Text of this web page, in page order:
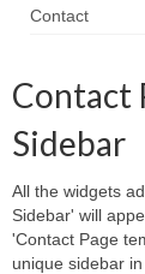
Contact
Contact
Sidebar
All the widgets
Sidebar' will
'Contact Page
unique sidebar in